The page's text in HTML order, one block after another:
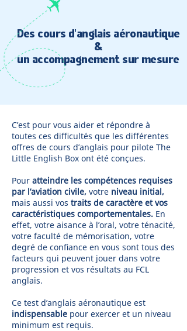
Des cours d'anglais aéronautique
&
un accompagnement sur mesure
C’est pour vous aider et répondre à
toutes ces difficultés que les différentes
offres de cours d’anglais pour pilote The
Little English Box ont été conçues.
Pour atteindre les compétences requises
par l’aviation civile, votre niveau initial,
mais aussi vos traits de caractère et vos
caractéristiques comportementales. En
effet, votre aisance à l’oral, votre ténacité,
votre faculté de mémorisation, votre
degré de confiance en vous sont tous des
facteurs qui peuvent jouer dans votre
progression et vos résultats au FCL
anglais.
Ce test d’anglais aéronautique est
indispensable pour exercer et un niveau
minimum est requis.